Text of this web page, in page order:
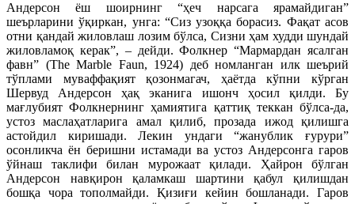
Андерсон ёш шоирнинг “ҳеч нарсага ярамайдиган”
шеърларини ўқиркан, унга: “Сиз узоққа борасиз. Фақат асов
отни қандай жиловлаш лозим бўлса, Сизни ҳам худди шундай
жиловламоқ керак”, – дейди. Фолкнер “Мармардан ясалган
фавн” (The Marble Faun, 1924) деб номланган илк шеърий
тўплами муваффақият қозонмагач, ҳаётда кўпни кўрган
Шервуд Андерсон ҳақ эканига ишонч ҳосил қилди. Бу
мағлубият Фолкнернинг ҳамиятига қаттиқ теккан бўлса-да,
устоз маслаҳатларига амал қилиб, прозада ижод қилишга
астойдил киришади. Лекин ундаги “жанублик ғурури”
осонликча ён беришни истамади ва устоз Андерсонга гаров
ўйнаш таклифи билан мурожаат қилади. Ҳайрон бўлган
Андерсон навқирон қаламкаш шартини қабул қилишдан
бошқа чора тополмайди. Қизиғи кейин бошланади. Гаров